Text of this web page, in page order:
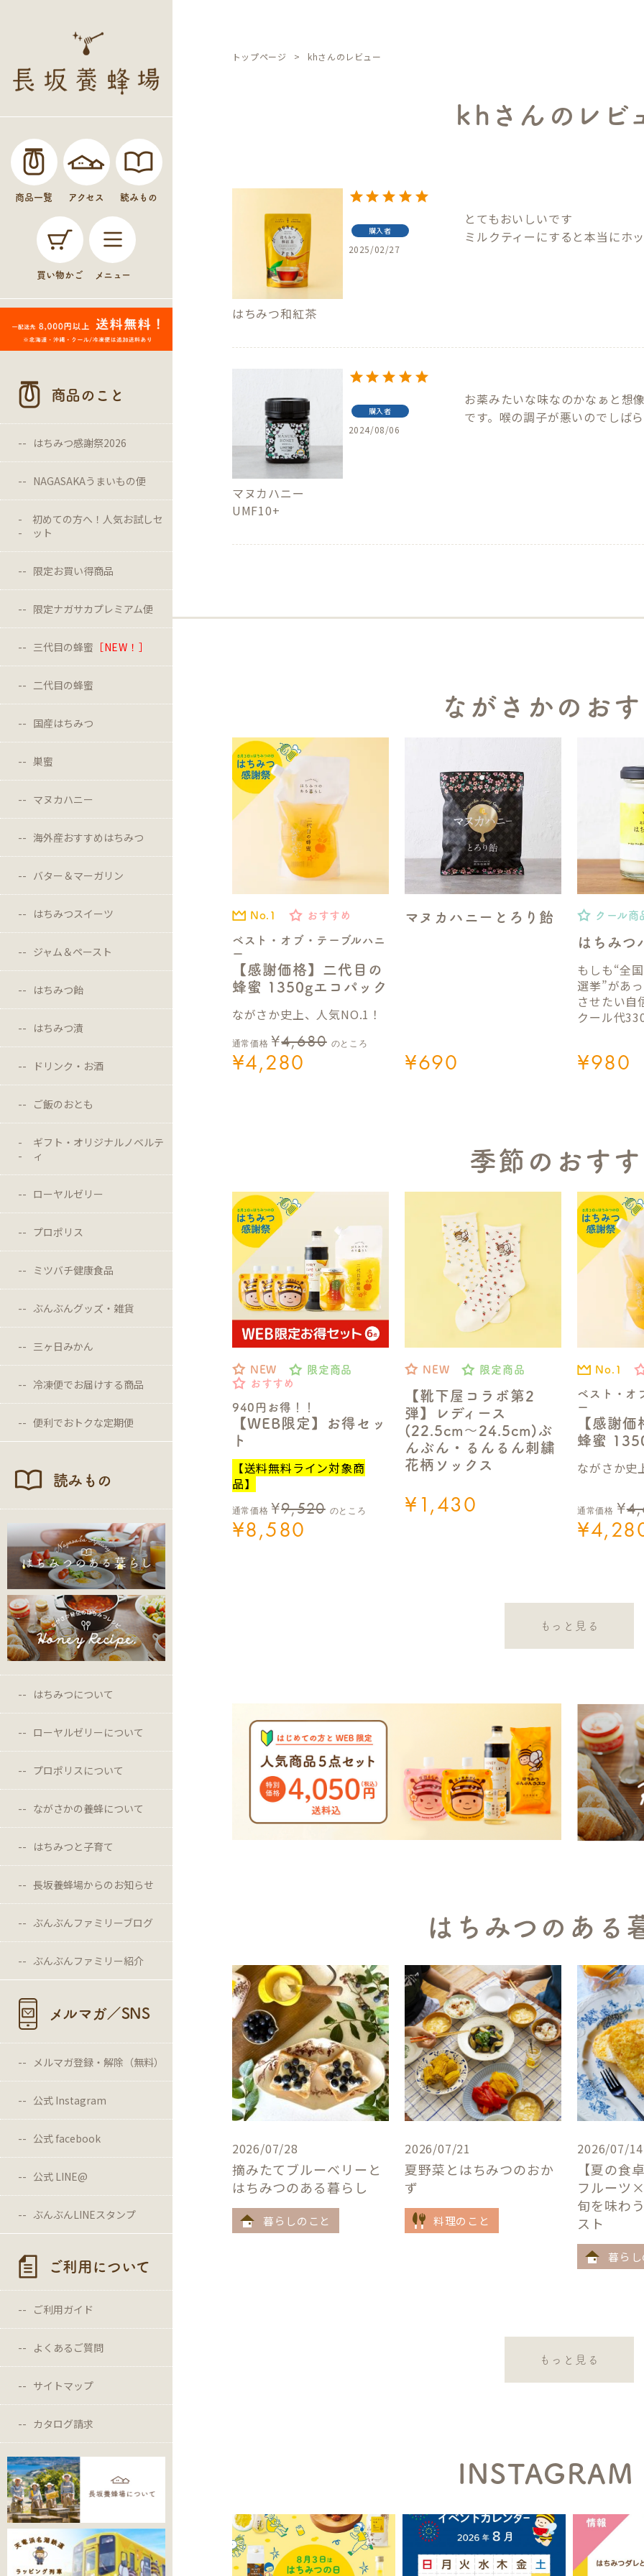
商品一覧 アクセス 読みもの
買い物かご メニュー
商品のこと
はちみつ感謝祭2026
NAGASAKAうまいもの便
初めての方へ！人気お試しセ
ット
限定お買い得商品
限定ナガサカプレミアム便
三代目の蜂蜜 ［NEW！］
二代目の蜂蜜
国産はちみつ
巣蜜
マヌカハニー
海外産おすすめはちみつ
バター＆マーガリン
はちみつスイーツ
ジャム＆ペースト
はちみつ飴
はちみつ漬
ドリンク・お酒
ご飯のおとも
ギフト・オリジナルノベルテ
ィ
ローヤルゼリー
プロポリス
ミツバチ健康食品
ぶんぶんグッズ・雑貨
三ヶ日みかん
冷凍便でお届けする商品
便利でおトクな定期便
読みもの
はちみつについて
ローヤルゼリーについて
プロポリスについて
ながさかの養蜂について
はちみつと子育て
長坂養蜂場からのお知らせ
ぶんぶんファミリーブログ
ぶんぶんファミリー紹介
メルマガ／SNS
メルマガ登録・解除（無料）
公式 Instagram
公式 facebook
公式 LINE@
ぶんぶんLINEスタンプ
ご利用について
ご利用ガイド
よくあるご質問
サイトマップ
カタログ請求
トップページ khさんのレビュー
khさんのレビ
はちみつ和紅茶
購入者
2025/02/27
とてもおいしいです
ミルクティーにすると本当にホ
マヌカハニー
UMF10+
購入者
2024/08/06
お薬みたいな味なのかなぁと想
です。喉の調子が悪いのでしば
ながさかのお
No.1 おすすめ
ベスト・オブ・テーブルハニ
ー
【感謝価格】二代目の
蜂蜜 1350gエコパック
ながさか史上、人気NO.1！
通常価格 ¥4,680 のところ
¥4,280
マヌカハニーとろり飴
¥690
クール商
はちみつ
もしも“全
選挙”があ
させたい自
クール代
¥980
季節のおす
NEW
限定商品
おすすめ
940円お得！！
【WEB限定】お得セッ
ト
【送料無料ライン対象商
品】
通常価格 ¥9,520 のところ
¥8,580
NEW 限定商品
【靴下屋コラボ第2
弾】レディース
(22.5cm～24.5cm)ぶ
んぶん・るんるん刺繍
花柄ソックス
¥1,430
No.1
ベスト・オ
ー
【感謝
蜂蜜
ながさか史
通常価格 ¥
¥
もっと見る
はちみつのある
2026/07/28
摘みたてブルーベリーと
はちみつのある暮らし
暮らしのこと
2026/07/21
夏野菜とはちみつのおか
ず
料理のこと
2026/07/14
【夏の食
フルーツ
旬を味わ
スト
暮ら
もっと見る
INSTAGRAM